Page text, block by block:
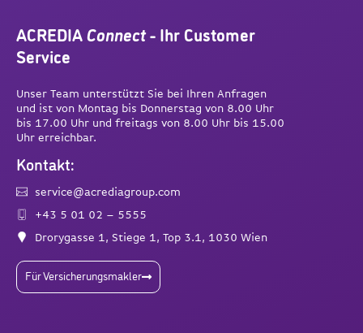
ACREDIA Connect- Ihr Customer
Service
Unser Team unterstützt Sie bei Ihren Anfragen
und ist von Montag bis Donnerstag von 8.00 Uhr
bis 17.00 Uhr und freitags von 8.00 Uhr bis 15.00
Uhr erreichbar.
Kontakt:
service@acrediagroup.com
+43 5 01 02 – 5555
Drorygasse 1, Stiege 1, Top 3.1, 1030 Wien
Für Versicherungsmakler